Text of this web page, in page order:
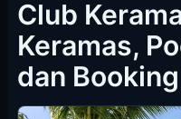
Club
Keramas,
dan Booking